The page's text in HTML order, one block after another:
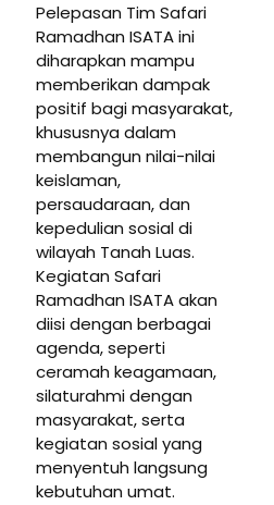
Pelepasan Tim Safari
Ramadhan ISATA ini
diharapkan mampu
memberikan dampak
positif bagi masyarakat,
khususnya dalam
membangun nilai-nilai
keislaman,
persaudaraan, dan
kepedulian sosial di
wilayah Tanah Luas.
Kegiatan Safari
Ramadhan ISATA akan
diisi dengan berbagai
agenda, seperti
ceramah keagamaan,
silaturahmi dengan
masyarakat, serta
kegiatan sosial yang
menyentuh langsung
kebutuhan umat.